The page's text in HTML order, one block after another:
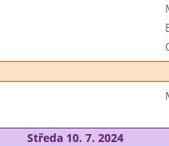
Středa 10. 7. 2024